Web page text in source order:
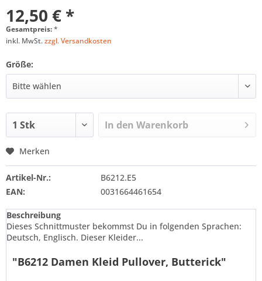
12,50 € *
Gesamtpreis:*
inkl. MwSt.zzgl. Versandkosten
Größe:
In den Warenkorb
Merken
Artikel-Nr.:
B6212.E5
EAN:
0031664461654
Beschreibung
Dieses Schnittmuster bekommst Du in folgenden Sprachen:
Deutsch, Englisch. Dieser Kleider...
"B6212 Damen Kleid Pullover, Butterick"